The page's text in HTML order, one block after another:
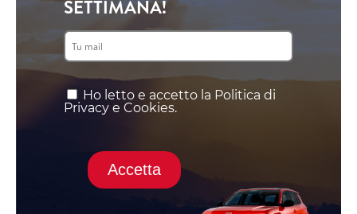
SETTIMANA!
Ho letto e accetto la Politica di
Privacy e Cookies.
Accetta